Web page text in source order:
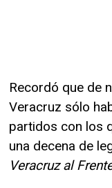
Recordó que de
Veracruz sólo
partidos con los
una decena de
Veracruz al